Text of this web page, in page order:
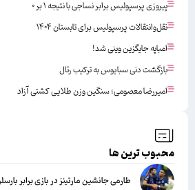
پیروزی پرسپولیس برابر نساجی با نتیجه ۱ بر ۰
نقل‌وانتقالات پرسپولیس برای تابستان ۱۴۰۴
امباپه جایگزین وینی شد!
بازگشت دنی سبایوس به ترکیب رئال
امیررضا معصومی؛ سنگین وزن طلایی کشتی آزاد
محبوب ترین ها
طارمی جانشین مارتینز در بازی برابر بارسلونا